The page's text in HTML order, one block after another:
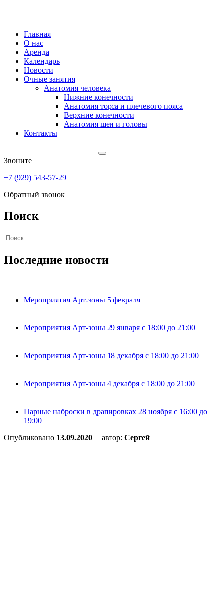
Главная
О нас
Аренда
Календарь
Новости
Очные занятия
Анатомия человека
Нижние конечности
Анатомия торса и плечевого пояса
Верхние конечности
Анатомия шеи и головы
Контакты
Звоните
+7 (929) 543-57-29
Обратный звонок
Поиск
Последние новости
Мероприятия Арт-зоны 5 февраля
Мероприятия Арт-зоны 29 января с 18:00 до 21:00
Мероприятия Арт-зоны 18 декабря с 18:00 до 21:00
Мероприятия Арт-зоны 4 декабря с 18:00 до 21:00
Парные наброски в драпировках 28 ноября с 16:00 до
19:00
Опубликовано 13.09.2020 | автор: Сергей